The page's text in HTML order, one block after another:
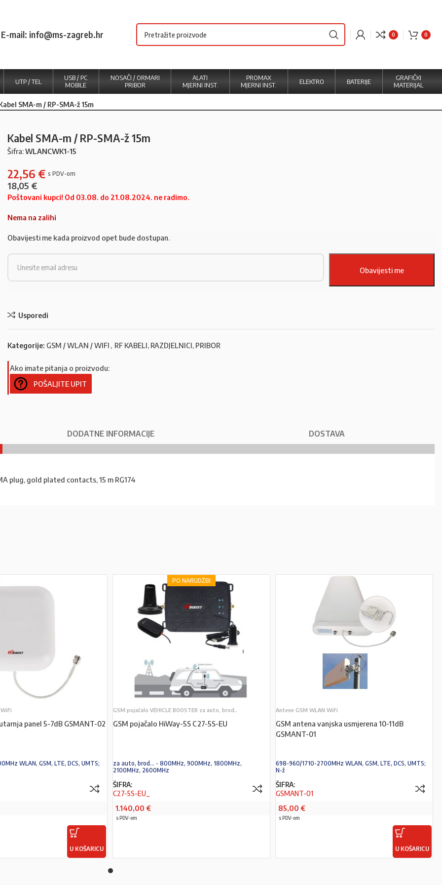
E-mail: info@ms-zagreb.hr 0 0
UTP / TEL
USB / PC
MOBILE
NOSAČI / ORMARI
PRIBOR
ALATI
MJERNI INST.
PROMAX
MJERNI INST.
ELEKTRO BATERIJE
GRAFIČKI
MATERIJAL
SMA-m / RP-SMA-ž 15m
Kabel SMA-m / RP-SMA-ž 15m
Šifra:WLANCWK1-15
22,56 €
18,05 €
Poštovani kupci! Od 03.08. do 21.08.2024. ne radimo.
Nema na zalihi
Obavijesti me kada proizvod opet bude dostupan.
Usporedi
Kategorije: GSM / WLAN / WIFI , RF KABELI, RAZDJELNICI, PRIBOR
Ako imate pitanja o proizvodu:
POŠALJITE UPIT
DODATNE INFORMACIJE DOSTAVA
plug, gold plated contacts, 15 m RG174
panel 5-7dB GSMANT-02
WLAN, GSM, LTE, DCS, UMTS;
U KOŠARICU
PO NARUDŽBI
GSM pojačalo VEHICLE BOOSTER za auto, brod..
GSM pojačalo HiWay-5S C27-5S-EU
za auto, brod... - 800MHz, 900MHz, 1800MHz,
2100MHz, 2600MHz
ŠIFRA:
C27-5S-EU_
1.140,00 €
s PDV-om
Antene GSM WLAN WiFi
GSM antena vanjska usmjerena 10-11dB
GSMANT-01
698-960/1710-2700MHz WLAN, GSM, LTE, DCS, UMTS;
N-ž
ŠIFRA:
GSMANT-01
85,00 €
s PDV-om
U KOŠARICU